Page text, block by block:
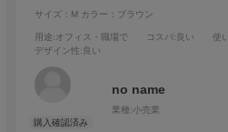
サイズ：M カラー：ブラウン
用途:オフィス・職場で コスパ:良い 使
デザイン性:良い
no name
業種:小売業